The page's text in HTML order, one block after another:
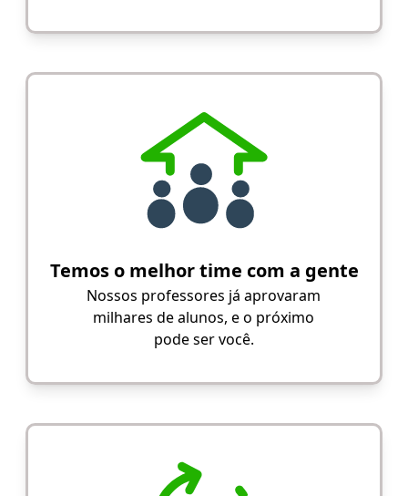
Temos o melhor time com a gente
Nossos professores já aprovaram
milhares de alunos, e o próximo
pode ser você.